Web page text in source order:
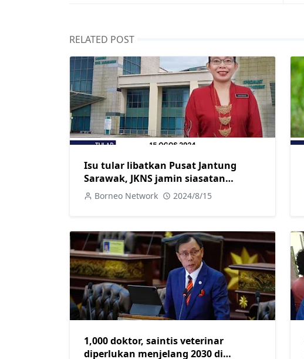
RELATED POST
Isu tular libatkan Pusat Jantung
Sarawak, JKNS jamin siasatan
terperinci dilakukan
Borneo Network 2024/8/15
1,000 doktor, saintis veterinar
diperlukan menjelang 2030 di